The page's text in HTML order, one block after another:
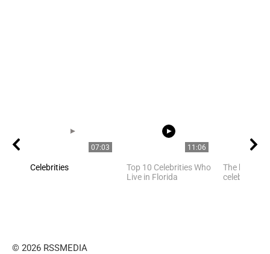
07:03
Celebrities
11:06
Top 10 Celebrities Who
Live in Florida
The best
celebrities
© 2026 RSSMEDIA